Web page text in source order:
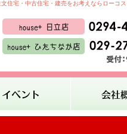
住宅・中古住宅・建売をお考えならローコ